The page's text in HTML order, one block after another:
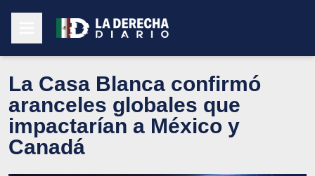
La Casa Blanca confirmó
aranceles globales que
impactarían a México y
Canadá